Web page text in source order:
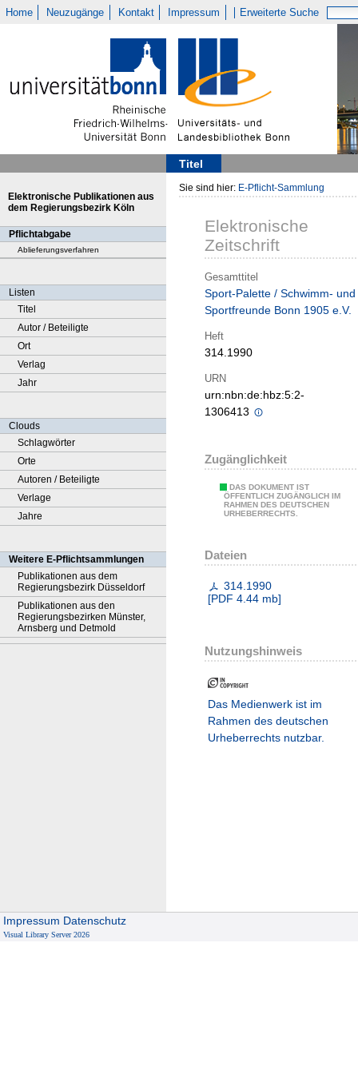
Home Neuzugänge Kontakt Impressum Erweiterte Suche
Titel
Elektronische Publikationen aus
dem Regierungsbezirk Köln
Pflichtabgabe
Ablieferungsverfahren
Listen
Titel
Autor / Beteiligte
Ort
Verlag
Jahr
Clouds
Schlagwörter
Orte
Autoren / Beteiligte
Verlage
Jahre
Weitere E-Pflichtsammlungen
Publikationen aus dem
Regierungsbezirk Düsseldorf
Publikationen aus den
Regierungsbezirken Münster,
Arnsberg und Detmold
Sie sind hier: E-Pflicht-Sammlung
Elektronische
Zeitschrift
Gesamttitel
Sport-Palette / Schwimm- und
Sportfreunde Bonn 1905 e.V.
Heft
314.1990
URN
urn:nbn:de:hbz:5:2-
1306413
Zugänglichkeit
DAS DOKUMENT IST
ÖFFENTLICH ZUGÄNGLICH IM
RAHMEN DES DEUTSCHEN
URHEBERRECHTS.
Dateien
314.1990
[PDF 4.44 mb]
Nutzungshinweis
Das Medienwerk ist im
Rahmen des deutschen
Urheberrechts nutzbar.
Impressum Datenschutz
Visual Library Server 2026